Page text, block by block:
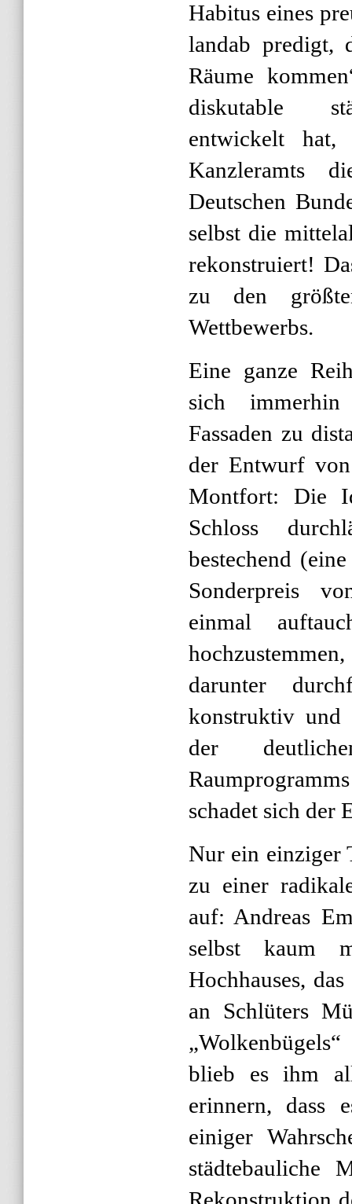
Habitus eines
landab predigt,
Räume
diskutable
entwickelt
Kanzleramts
Deutschen
selbst die
rekonstruiert!
zu den
Wettbewerbs.
Eine ganze
sich
Fassaden zu
der Entwurf
Montfort: Die
Schloss
bestechend
Sonderpreis
einmal
darunter
konstruktiv
der
schadet sich der
Nur ein einziger
zu einer
auf: Andreas
selbst kaum
Hochhauses,
an Schlüters
blieb es ihm
erinnern, dass
einiger
städtebauliche